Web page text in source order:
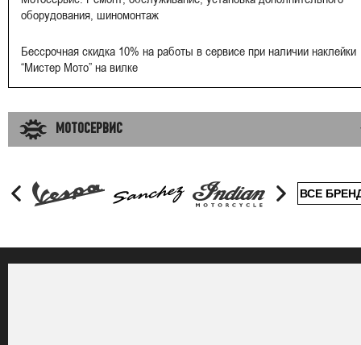
оборудования, шиномонтаж
Бессрочная скидка 10% на работы в сервисе при наличии наклейки
“Мистер Мото” на вилке
МОТОСЕРВИС
ВСЕ